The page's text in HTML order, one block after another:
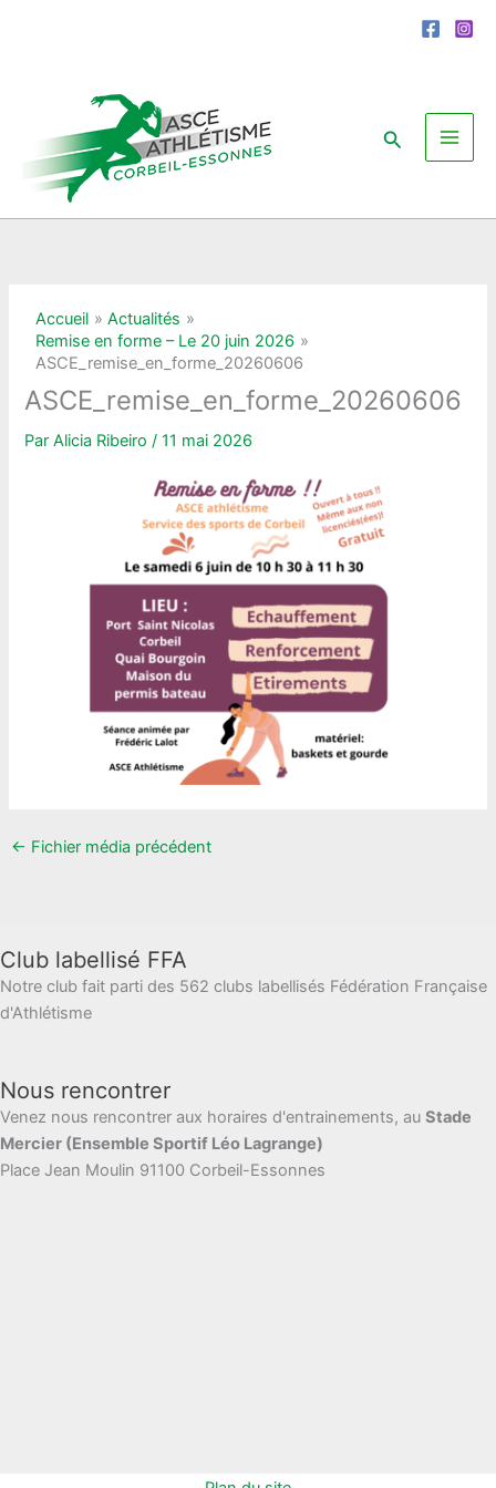
Rechercher
Accueil
Actualités
Remise en forme – Le 20 juin 2026
ASCE_remise_en_forme_20260606
ASCE_remise_en_forme_20260606
ParAlicia Ribeiro/11 mai 2026
← Fichier média précédent
Club labellisé FFA
Notre club fait parti des 562 clubs labellisés Fédération Française
d'Athlétisme
Nous rencontrer
Venez nous rencontrer aux horaires d'entrainements, au Stade
Mercier (Ensemble Sportif Léo Lagrange)
Place Jean Moulin 91100 Corbeil-Essonnes